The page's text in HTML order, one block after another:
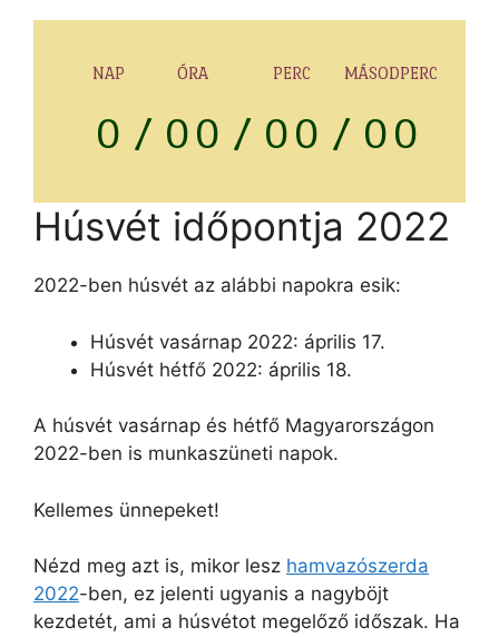
0
NAP
/ 00
ÓRA
/ 00
PERC
/ 00
MÁSODPERC
Húsvét időpontja 2022
2022-ben húsvét az alábbi napokra esik:
Húsvét vasárnap 2022: április 17.
Húsvét hétfő 2022: április 18.
A húsvét vasárnap és hétfő Magyarországon
2022-ben is munkaszüneti napok.
Kellemes ünnepeket!
Nézd meg azt is, mikor lesz hamvazószerda
2022-ben, ez jelenti ugyanis a nagyböjt
kezdetét, ami a húsvétot megelőző időszak. Ha